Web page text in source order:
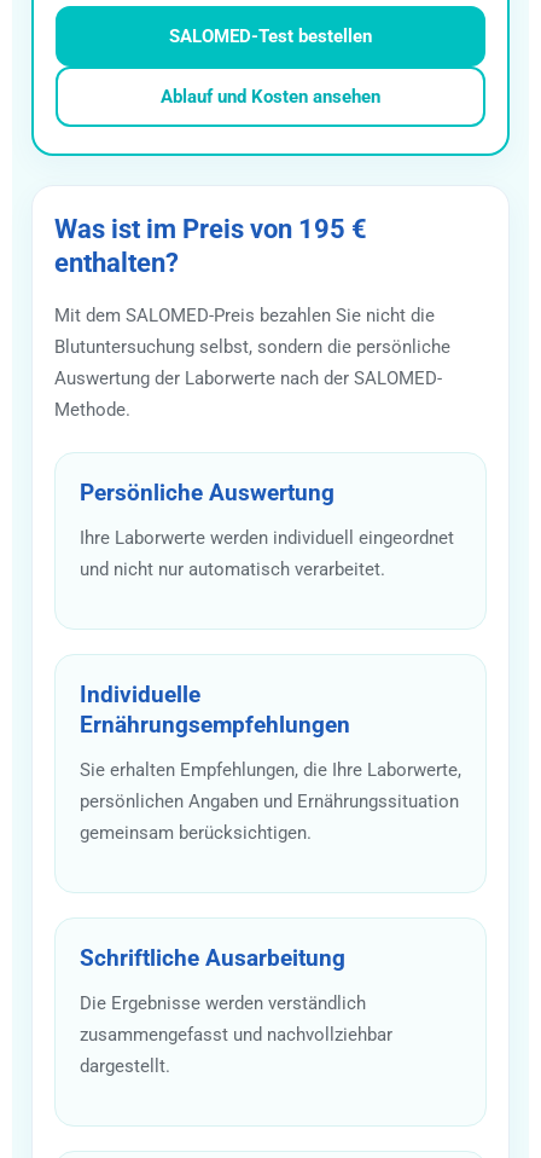
SALOMED-Test bestellen
Ablauf und Kosten ansehen
Was ist im Preis von 195 €
enthalten?
Mit dem SALOMED-Preis bezahlen Sie nicht die
Blutuntersuchung selbst, sondern die persönliche
Auswertung der Laborwerte nach der SALOMED-
Methode.
Persönliche Auswertung
Ihre Laborwerte werden individuell eingeordnet
und nicht nur automatisch verarbeitet.
Individuelle
Ernährungsempfehlungen
Sie erhalten Empfehlungen, die Ihre Laborwerte,
persönlichen Angaben und Ernährungssituation
gemeinsam berücksichtigen.
Schriftliche Ausarbeitung
Die Ergebnisse werden verständlich
zusammengefasst und nachvollziehbar
dargestellt.